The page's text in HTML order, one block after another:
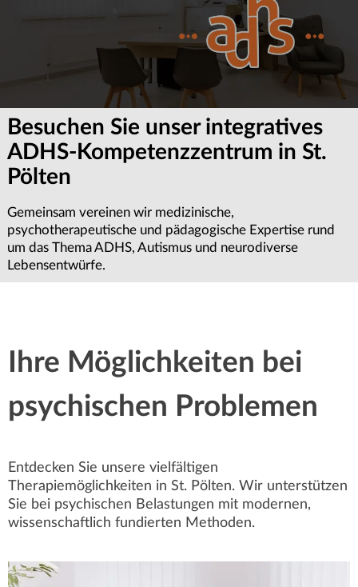
Besuchen Sie unser integratives
ADHS-Kompetenzzentrum in St.
Pölten
Gemeinsam vereinen wir medizinische,
psychotherapeutische und pädagogische Expertise rund
um das Thema ADHS, Autismus und neurodiverse
Lebensentwürfe.
Ihre Möglichkeiten bei
psychischen Problemen
Entdecken Sie unsere vielfältigen
Therapiemöglichkeiten in St. Pölten. Wir unterstützen
Sie bei psychischen Belastungen mit modernen,
wissenschaftlich fundierten Methoden.